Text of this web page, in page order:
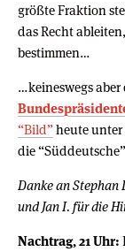
größte Fraktion
das Recht
bestimmen…
…keineswegs aber
“Bild”heute
die
Danke an Stephan
und Jan I. für die
Nachtrag, 21 Uhr: